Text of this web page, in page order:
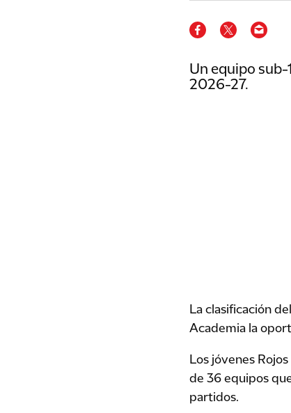
Un equipo sub-
2026-27.
La clasificación
Academia la
Los jóvenes
de 36 equipos
partidos.